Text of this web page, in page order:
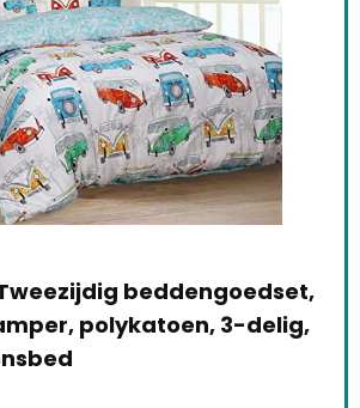
beddengoedset,
polykatoen, 3-delig,